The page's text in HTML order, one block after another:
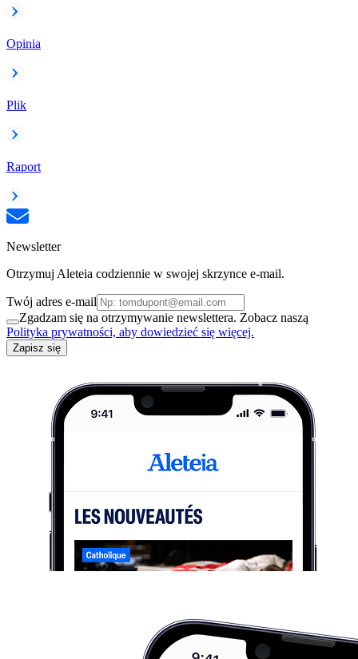
Opinia
Plik
Raport
Newsletter
Otrzymuj Aleteia codziennie w swojej skrzynce e-mail.
Twój adres e-mail
Zgadzam się na otrzymywanie newslettera. Zobacz naszą
Polityka prywatności, aby dowiedzieć się więcej.
Zapisz się